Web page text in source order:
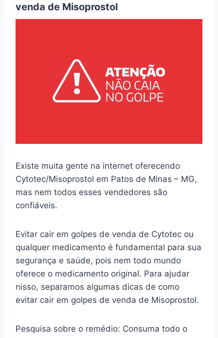
venda de Misoprostol
Existe muita gente na internet oferecendo
Cytotec/Misoprostol em Patos de Minas – MG,
mas nem todos esses vendedores são
confiáveis.
Evitar cair em golpes de venda de Cytotec ou
qualquer medicamento é fundamental para sua
segurança e saúde, pois nem todo mundo
oferece o medicamento original. Para ajudar
nisso, separamos algumas dicas de como
evitar cair em golpes de venda de Misoprostol.
Pesquisa sobre o remédio: Consuma todo o